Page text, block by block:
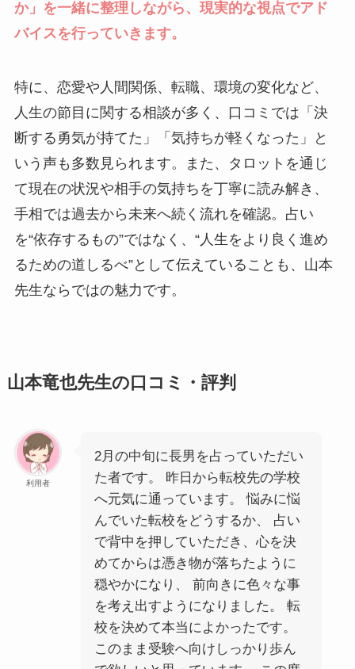
か」を一緒に整理しながら、現実的な視点でアド
バイスを行っていきます。
特に、恋愛や人間関係、転職、環境の変化など、
人生の節目に関する相談が多く、口コミでは「決
断する勇気が持てた」「気持ちが軽くなった」と
いう声も多数見られます。また、タロットを通じ
て現在の状況や相手の気持ちを丁寧に読み解き、
手相では過去から未来へ続く流れを確認。占い
を“依存するもの”ではなく、“人生をより良く進め
るための道しるべ”として伝えていることも、山本
先生ならではの魅力です。
山本竜也先生の口コミ・評判
利用者
2月の中旬に長男を占っていただい
た者です。 昨日から転校先の学校
へ元気に通っています。 悩みに悩
んでいた転校をどうするか、 占い
で背中を押していただき、心を決
めてからは憑き物が落ちたように
穏やかになり、 前向きに色々な事
を考え出すようになりました。 転
校を決めて本当によかったです。
このまま受験へ向けしっかり歩ん